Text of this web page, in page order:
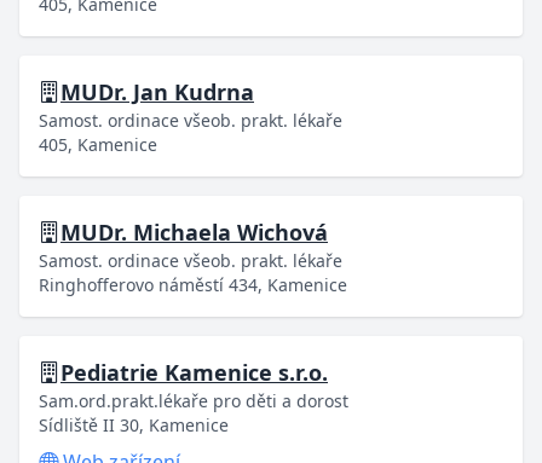
MUDr. Jan Kudrna
Samost. ordinace všeob. prakt. lékaře
405, Kamenice
MUDr. Michaela Wichová
Samost. ordinace všeob. prakt. lékaře
Ringhofferovo náměstí 434, Kamenice
Pediatrie Kamenice s.r.o.
Sam.ord.prakt.lékaře pro děti a dorost
Sídliště II 30, Kamenice